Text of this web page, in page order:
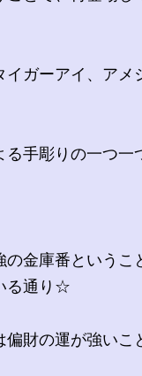
イガーアイ、アメ
る手彫りの一つ一
の金庫番というこ
る通り☆
偏財の運が強いこ